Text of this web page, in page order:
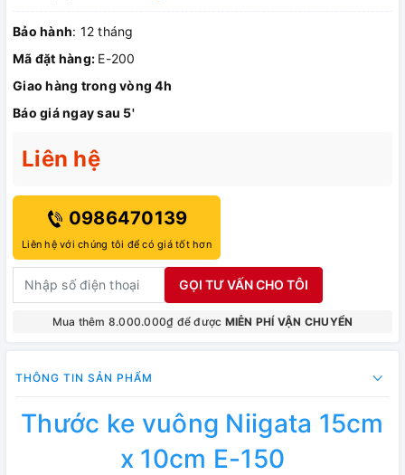
Bảo hành: 12 tháng
Mã đặt hàng: E-200
Giao hàng trong vòng 4h
Báo giá ngay sau 5'
Liên hệ
0986470139
Liên hệ với chúng tôi để có giá tốt hơn
GỌI TƯ VẤN CHO TÔI
Mua thêm 8.000.000₫ để được MIỄN PHÍ VẬN CHUYỂN
THÔNG TIN SẢN PHẨM
Thước ke vuông Niigata 15cm
x 10cm E-150